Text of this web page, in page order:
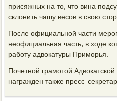
присяжных на то, что вина
склонить чашу весов в свою
После официальной части
неофициальная часть, в ходе
работу адвокатуры Приморья.
Почетной грамотой
награжден также пресс-